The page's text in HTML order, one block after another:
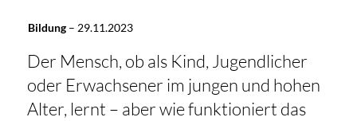
Bildung– 29.11.2023
Der Mensch, ob als Kind, Jugendlicher
oder Erwachsener im jungen und hohen
Alter, lernt – aber wie funktioniert das